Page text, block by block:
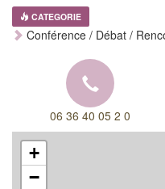
CATEGORIE
Conférence / Débat /
06 36 40 05 2 0
+
−